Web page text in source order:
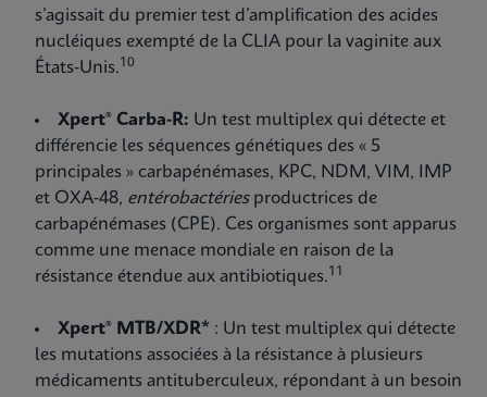
s’agissait du premier test d’amplification des acides
nucléiques exempté de la CLIA pour la vaginite aux
États-Unis.10
Xpert® Carba-R: Un test multiplex qui détecte et
différencie les séquences génétiques des « 5
principales » carbapénémases, KPC, NDM, VIM, IMP
et OXA-48, entérobactériesproductrices de
carbapénémases (CPE). Ces organismes sont apparus
comme une menace mondiale en raison de la
résistance étendue aux antibiotiques.11
Xpert® MTB/XDR* : Un test multiplex qui détecte
les mutations associées à la résistance à plusieurs
médicaments antituberculeux, répondant à un besoin